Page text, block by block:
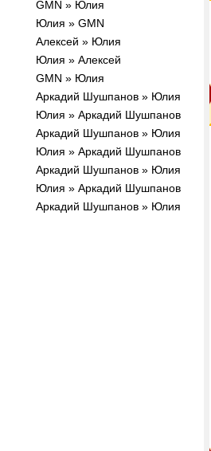
GMN » Юлия
Юлия » GMN
Алексей » Юлия
Юлия » Алексей
GMN » Юлия
Аркадий Шушпанов » Юлия
Юлия » Аркадий Шушпанов
Аркадий Шушпанов » Юлия
Юлия » Аркадий Шушпанов
Аркадий Шушпанов » Юлия
Юлия » Аркадий Шушпанов
Аркадий Шушпанов » Юлия